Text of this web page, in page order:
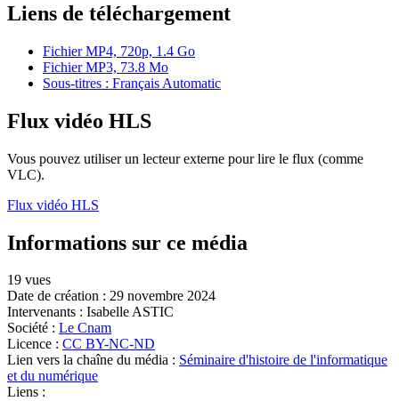
Liens de téléchargement
Fichier MP4, 720p, 1.4 Go
Fichier MP3, 73.8 Mo
Sous-titres : Français Automatic
Flux vidéo HLS
Vous pouvez utiliser un lecteur externe pour lire le flux (comme
VLC).
Flux vidéo HLS
Informations sur ce média
19 vues
Date de création : 29 novembre 2024
Intervenants : Isabelle ASTIC
Société : Le Cnam
Licence : CC BY-NC-ND
Lien vers la chaîne du média : Séminaire d'histoire de l'informatique
et du numérique
Liens :